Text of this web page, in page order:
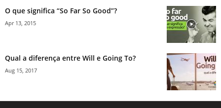
O que significa “So Far So Good”?
Apr 13, 2015
Qual a diferença entre Will e Going To?
Aug 15, 2017